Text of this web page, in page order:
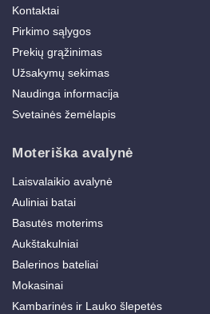
Kontaktai
Pirkimo sąlygos
Prekių grąžinimas
Užsakymų sekimas
Naudinga informacija
Svetainės žemėlapis
Moteriška avalynė
Laisvalaikio avalynė
Auliniai batai
Basutės moterims
Aukštakulniai
Balerinos bateliai
Mokasinai
Kambarinės ir Lauko šlepetės